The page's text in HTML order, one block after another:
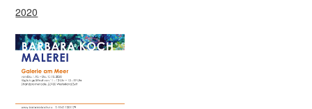
2020